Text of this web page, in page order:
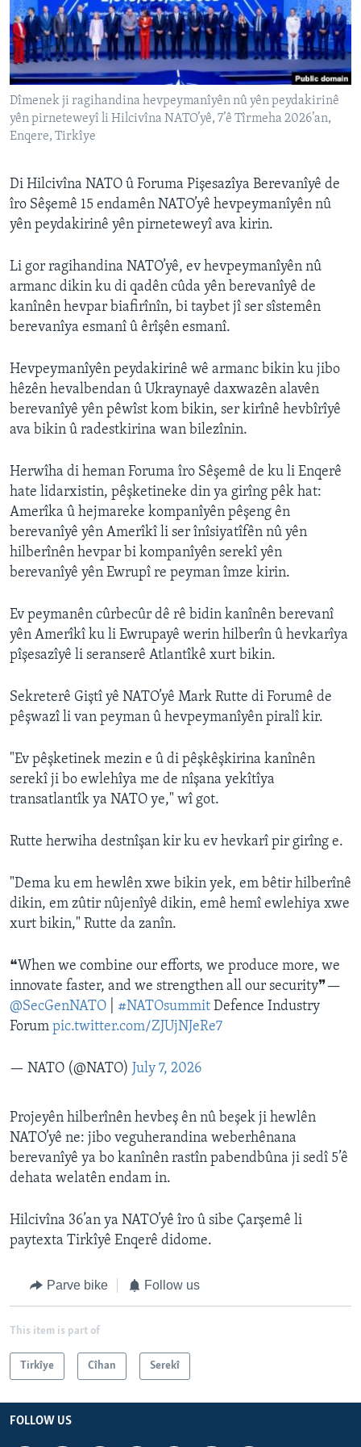
ÇAND Û HUNER
SERNIVÎS
SORANÎ
Learning English
Zimanên Din
Dîmenek ji ragihandina hevpeymanîyên nû yên peydakirinê
yên pirneteweyî li Hilcivîna NATO’yê, 7’ê Tîrmeha 2026’an,
Enqere, Tirkîye
Di Hilcivîna NATO û Foruma Pişesazîya Berevanîyê de
îro Sêşemê 15 endamên NATO’yê hevpeymanîyên nû
yên peydakirinê yên pirneteweyî ava kirin.
Li gor ragihandina NATO’yê, ev hevpeymanîyên nû
armanc dikin ku di qadên cûda yên berevanîyê de
kanînên hevpar biafirînîn, bi taybet jî ser sîstemên
berevanîya esmanî û êrîşên esmanî.
Hevpeymanîyên peydakirinê wê armanc bikin ku jibo
hêzên hevalbendan û Ukraynayê daxwazên alavên
berevanîyê yên pêwîst kom bikin, ser kirînê hevbîrîyê
ava bikin û radestkirina wan bilezînin.
Herwîha di heman Foruma îro Sêşemê de ku li Enqerê
hate lidarxistin, pêşketineke din ya girîng pêk hat:
Amerîka û hejmareke kompanîyên pêşeng ên
berevanîyê yên Amerîkî li ser înîsiyatîfên nû yên
hilberînên hevpar bi kompanîyên serekî yên
berevanîyê yên Ewrupî re peyman îmze kirin.
Ev peymanên cûrbecûr dê rê bidin kanînên berevanî
yên Amerîkî ku li Ewrupayê werin hilberîn û hevkarîya
pîşesazîyê li seranserê Atlantîkê xurt bikin.
Sekreterê Giştî yê NATO’yê Mark Rutte di Forumê de
pêşwazî li van peyman û hevpeymanîyên piralî kir.
"Ev pêşketinek mezin e û di pêşkêşkirina kanînên
serekî ji bo ewlehîya me de nîşana yekîtîya
transatlantîk ya NATO ye," wî got.
Rutte herwiha destnîşan kir ku ev hevkarî pir girîng e.
"Dema ku em hewlên xwe bikin yek, em bêtir hilberînê
dikin, em zûtir nûjenîyê dikin, emê hemî ewlehiya xwe
xurt bikin," Rutte da zanîn.
❝When we combine our efforts, we produce more, we
innovate faster, and we strengthen all our security❞—
@SecGenNATO
#NATOsummit Defence Industry
Forum pic.twitter.com/ZJUjNJeRe7
— NATO (@NATO) July 7, 2026
Projeyên hilberînên hevbeş ên nû beşek ji hewlên
NATO’yê ne: jibo veguherandina weberhênana
berevanîyê ya bo kanînên rastîn pabendbûna ji sedî 5’ê
dehata welatên endam in.
Hilcivîna 36’an ya NATO’yê îro û sibe Çarşemê li
paytexta Tirkîyê Enqerê didome.
Parve bike Follow us
This item is part of
Tirkîye Cîhan Serekî
FOLLOW US